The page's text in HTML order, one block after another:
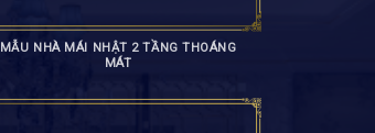
MẪU NHÀ MÁI NHẬT 2 TẦNG THOÁNG
MÁT